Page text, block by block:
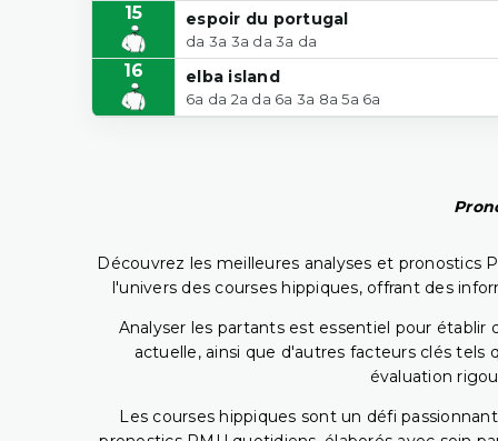
15 espoir du portugal
da 3a 3a da 3a da
16 elba island
6a da 2a da 6a 3a 8a 5a 6a
Découvrez les meilleures analyses et pronostics
l'univers des courses hippiques, offrant des
Analyser les partants est essentiel pour
actuelle, ainsi que d'autres facteurs clés
évaluation
Les courses hippiques sont un défi